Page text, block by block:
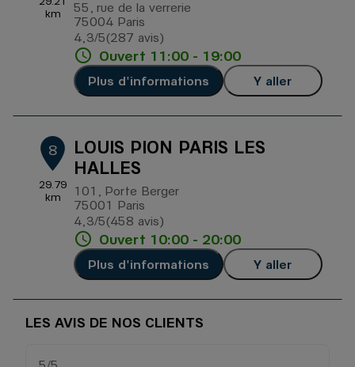
km
55, rue de la verrerie
75004 Paris
4,3/5 Note de 4.3 sur 5
(287 avis)
Ouvert 11:00 - 19:00
Plus d'informations Y aller
8
29.79
km
LOUIS PION PARIS LES
HALLES
101, Porte Berger
75001 Paris
4,3/5 Note de 4.3 sur 5
(458 avis)
Ouvert 10:00 - 20:00
Plus d'informations Y aller
LES AVIS DE NOS CLIENTS